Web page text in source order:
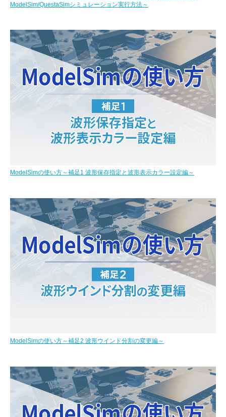
ModelSim/QuestaSimシミュレーション実行方法～
ModelSimの使い方～補足1 波形保存指定と波形表示カラー設定編～
ModelSimの使い方～補足2 波形ウインド分割の変更編～